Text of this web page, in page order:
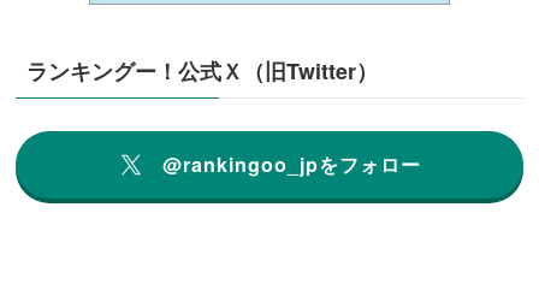
ランキングー！公式Ｘ（旧Twitter）
@rankingoo_jpをフォロー